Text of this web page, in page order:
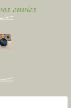
envies